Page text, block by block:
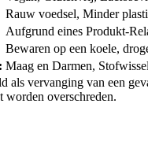
Rauw voedsel, Minder
Aufgrund eines Produkt-
Bewaren op een koele,
Maag en Darmen,
als vervanging van een
worden overschreden.